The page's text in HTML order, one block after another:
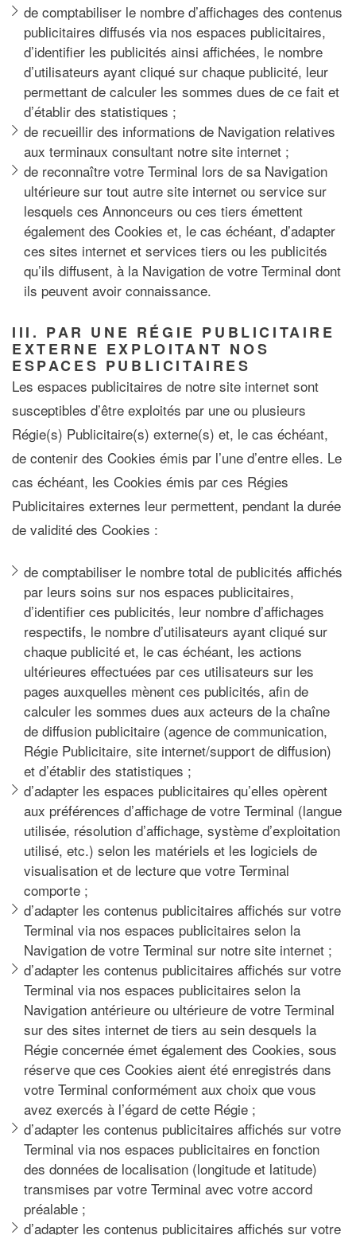
de comptabiliser le nombre d’affichages des contenus
publicitaires diffusés via nos espaces publicitaires,
d’identifier les publicités ainsi affichées, le nombre
d’utilisateurs ayant cliqué sur chaque publicité, leur
permettant de calculer les sommes dues de ce fait et
d’établir des statistiques ;
de recueillir des informations de Navigation relatives
aux terminaux consultant notre site internet ;
de reconnaître votre Terminal lors de sa Navigation
ultérieure sur tout autre site internet ou service sur
lesquels ces Annonceurs ou ces tiers émettent
également des Cookies et, le cas échéant, d’adapter
ces sites internet et services tiers ou les publicités
qu’ils diffusent, à la Navigation de votre Terminal dont
ils peuvent avoir connaissance.
III. PAR UNE RÉGIE PUBLICITAIRE
EXTERNE EXPLOITANT NOS
ESPACES PUBLICITAIRES
Les espaces publicitaires de notre site internet sont
susceptibles d’être exploités par une ou plusieurs
Régie(s) Publicitaire(s) externe(s) et, le cas échéant,
de contenir des Cookies émis par l’une d’entre elles. Le
cas échéant, les Cookies émis par ces Régies
Publicitaires externes leur permettent, pendant la durée
de validité des Cookies :
de comptabiliser le nombre total de publicités affichés
par leurs soins sur nos espaces publicitaires,
d’identifier ces publicités, leur nombre d’affichages
respectifs, le nombre d’utilisateurs ayant cliqué sur
chaque publicité et, le cas échéant, les actions
ultérieures effectuées par ces utilisateurs sur les
pages auxquelles mènent ces publicités, afin de
calculer les sommes dues aux acteurs de la chaîne
de diffusion publicitaire (agence de communication,
Régie Publicitaire, site internet/support de diffusion)
et d’établir des statistiques ;
d’adapter les espaces publicitaires qu’elles opèrent
aux préférences d’affichage de votre Terminal (langue
utilisée, résolution d’affichage, système d’exploitation
utilisé, etc.) selon les matériels et les logiciels de
visualisation et de lecture que votre Terminal
comporte ;
d’adapter les contenus publicitaires affichés sur votre
Terminal via nos espaces publicitaires selon la
Navigation de votre Terminal sur notre site internet ;
d’adapter les contenus publicitaires affichés sur votre
Terminal via nos espaces publicitaires selon la
Navigation antérieure ou ultérieure de votre Terminal
sur des sites internet de tiers au sein desquels la
Régie concernée émet également des Cookies, sous
réserve que ces Cookies aient été enregistrés dans
votre Terminal conformément aux choix que vous
avez exercés à l’égard de cette Régie ;
d’adapter les contenus publicitaires affichés sur votre
Terminal via nos espaces publicitaires en fonction
des données de localisation (longitude et latitude)
transmises par votre Terminal avec votre accord
préalable ;
d’adapter les contenus publicitaires affichés sur votre